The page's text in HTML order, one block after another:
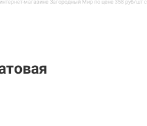
магазине Загородный Мир по цене 358 руб/шт с